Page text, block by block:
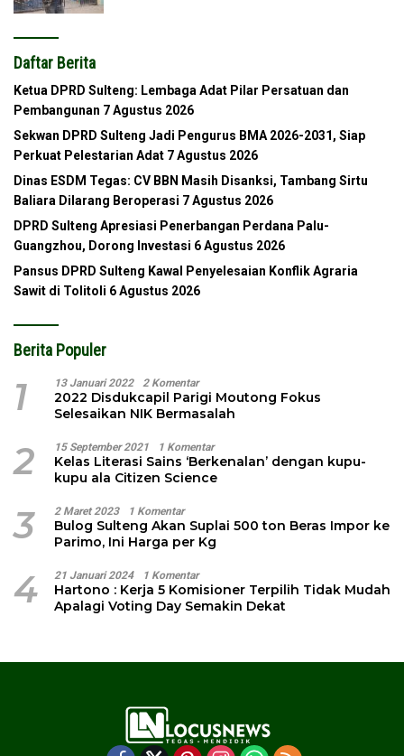
Daftar Berita
Ketua DPRD Sulteng: Lembaga Adat Pilar Persatuan dan
Pembangunan 7 Agustus 2026
Sekwan DPRD Sulteng Jadi Pengurus BMA 2026-2031, Siap
Perkuat Pelestarian Adat 7 Agustus 2026
Dinas ESDM Tegas: CV BBN Masih Disanksi, Tambang Sirtu
Baliara Dilarang Beroperasi 7 Agustus 2026
DPRD Sulteng Apresiasi Penerbangan Perdana Palu-
Guangzhou, Dorong Investasi 6 Agustus 2026
Pansus DPRD Sulteng Kawal Penyelesaian Konflik Agraria
Sawit di Tolitoli 6 Agustus 2026
Berita Populer
1 13 Januari 2022 2 Komentar
2022 Disdukcapil Parigi Moutong Fokus
Selesaikan NIK Bermasalah
2 15 September 2021 1 Komentar
Kelas Literasi Sains ‘Berkenalan’ dengan kupu-
kupu ala Citizen Science
3 2 Maret 2023 1 Komentar
Bulog Sulteng Akan Suplai 500 ton Beras Impor ke
Parimo, Ini Harga per Kg
4 21 Januari 2024 1 Komentar
Hartono : Kerja 5 Komisioner Terpilih Tidak Mudah
Apalagi Voting Day Semakin Dekat